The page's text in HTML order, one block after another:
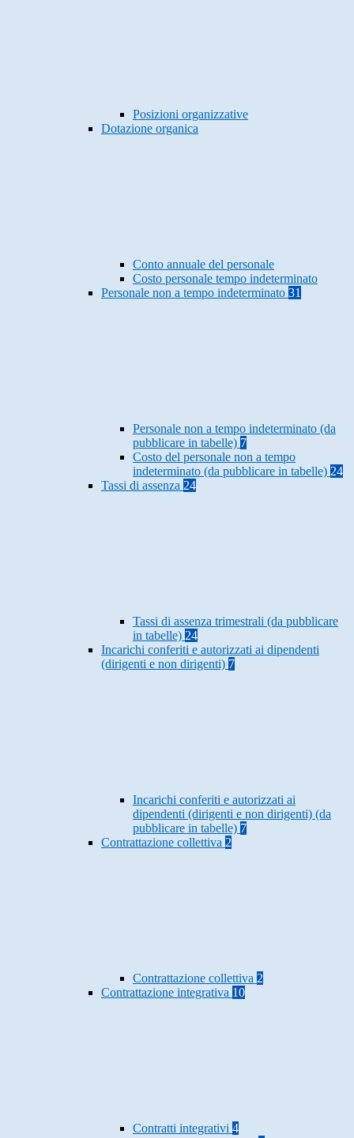
Posizioni organizzative
Dotazione organica
Conto annuale del personale
Costo personale tempo indeterminato
Personale non a tempo indeterminato 31
Personale non a tempo indeterminato (da
pubblicare in tabelle) 7
Costo del personale non a tempo
indeterminato (da pubblicare in tabelle) 24
Tassi di assenza 24
Tassi di assenza trimestrali (da pubblicare
in tabelle) 24
Incarichi conferiti e autorizzati ai dipendenti
(dirigenti e non dirigenti) 7
Incarichi conferiti e autorizzati ai
dipendenti (dirigenti e non dirigenti) (da
pubblicare in tabelle) 7
Contrattazione collettiva 2
Contrattazione collettiva 2
Contrattazione integrativa 10
Contratti integrativi 4